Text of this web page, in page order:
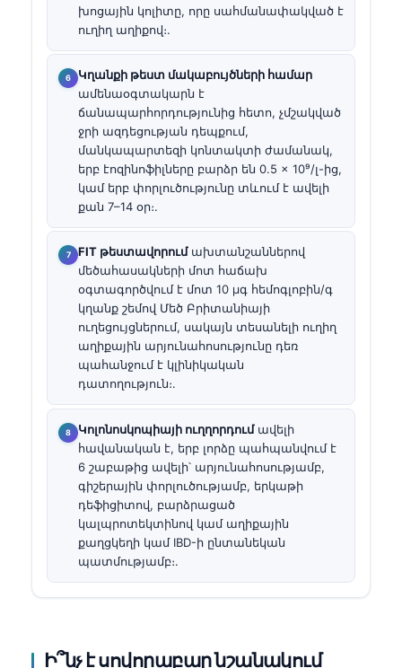
խոցային կոլիտը, որը սահմանափակված է
ուղիղ աղիքով։.
Կղանքի թեստ մակաբույծների համար
ամենաօգտակարն է
ճանապարհորդությունից հետո, չմշակված
ջրի ազդեցության դեպքում,
մանկապարտեզի կոնտակտի ժամանակ,
երբ էոզինոֆիլները բարձր են 0.5 × 10⁹/լ-ից,
կամ երբ փորլուծությունը տևում է ավելի
քան 7–14 օր։.
FIT թեստավորումախտանշաններով
մեծահասակների մոտ հաճախ
օգտագործվում է մոտ 10 µգ հեմոգլոբին/գ
կղանք շեմով Մեծ Բրիտանիայի
ուղեցույցներում, սակայն տեսանելի ուղիղ
աղիքային արյունահոսությունը դեռ
պահանջում է կլինիկական
դատողություն։.
Կոլոնոսկոպիայի ուղղորդումավելի
հավանական է, երբ լորձը պահպանվում է
6 շաբաթից ավելի՝ արյունահոսությամբ,
գիշերային փորլուծությամբ, երկաթի
դեֆիցիտով, բարձրացած
կալպրոտեկտինով կամ աղիքային
քաղցկեղի կամ IBD-ի ընտանեկան
պատմությամբ։.
Ի՞նչ է սովորաբար նշանակում